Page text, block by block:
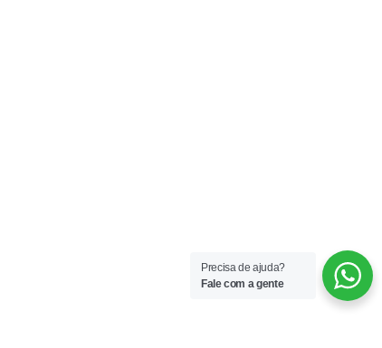
Precisa de ajuda?
Fale com a gente